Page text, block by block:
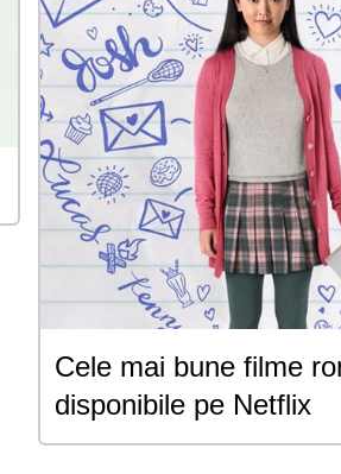
Cele mai bune filme
disponibile pe Netflix